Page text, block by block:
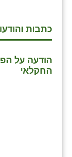
כתבות
הודעה על
החקלאי